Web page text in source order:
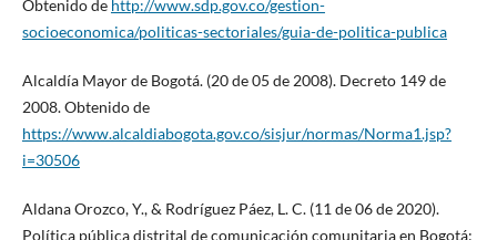
Obtenido de http://www.sdp.gov.co/gestion-
socioeconomica/politicas-sectoriales/guia-de-politica-publica
Alcaldía Mayor de Bogotá. (20 de 05 de 2008). Decreto 149 de
2008. Obtenido de
https://www.alcaldiabogota.gov.co/sisjur/normas/Norma1.jsp?
i=30506
Aldana Orozco, Y., & Rodríguez Páez, L. C. (11 de 06 de 2020).
Política pública distrital de comunicación comunitaria en Bogotá: